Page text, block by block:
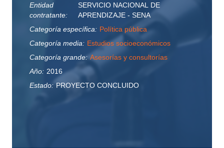
Entidad
contratante:
SERVICIO NACIONAL DE
APRENDIZAJE - SENA
Categoría específica: Política pública
Categoría media: Estudios socioeconómicos
Categoría grande: Asesorías y consultorías
Año: 2016
Estado: PROYECTO CONCLUIDO